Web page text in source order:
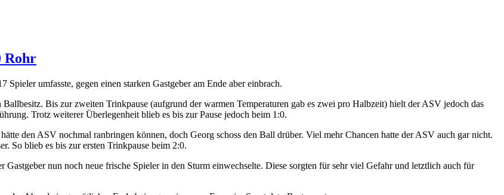
Rohr
umfasste, gegen einen starken Gastgeber am Ende aber einbrach.
Bis zur zweiten Trinkpause (aufgrund der warmen Temperaturen gab es zwei pro Halbzeit) hielt der ASV jedoch das
Trotz weiterer Überlegenheit blieb es bis zur Pause jedoch beim 1:0.
den ASV nochmal ranbringen können, doch Georg schoss den Ball drüber. Viel mehr Chancen hatte der ASV auch gar nicht.
So blieb es bis zur ersten Trinkpause beim 2:0.
nun noch neue frische Spieler in den Sturm einwechselte. Diese sorgten für sehr viel Gefahr und letztlich auch für